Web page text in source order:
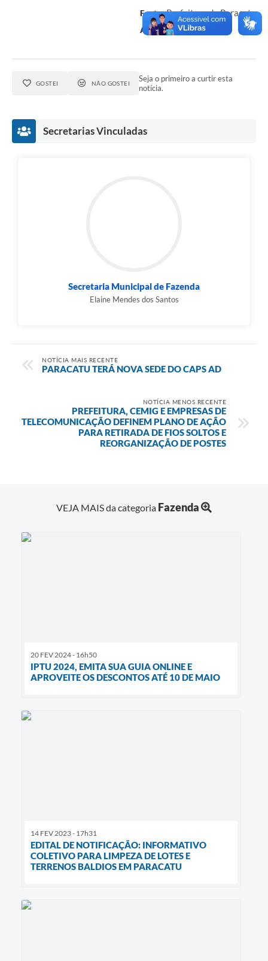
Fonte: Prefeitura de Paracatu
Autor: Carol Capanema
GOSTEI NÃO GOSTEI
Seja o primeiro a curtir esta
notícia.
Secretarias Vinculadas
Secretaria Municipal de Fazenda
Elaine Mendes dos Santos
NOTÍCIA MAIS RECENTE
PARACATU TERÁ NOVA SEDE DO CAPS AD
NOTÍCIA MENOS RECENTE
PREFEITURA, CEMIG E EMPRESAS DE
TELECOMUNICAÇÃO DEFINEM PLANO DE AÇÃO
PARA RETIRADA DE FIOS SOLTOS E
REORGANIZAÇÃO DE POSTES
VEJA MAIS da categoria Fazenda
20 FEV 2024 - 16h50
IPTU 2024, EMITA SUA GUIA ONLINE E
APROVEITE OS DESCONTOS ATÉ 10 DE MAIO
14 FEV 2023 - 17h31
EDITAL DE NOTIFICAÇÃO: INFORMATIVO
COLETIVO PARA LIMPEZA DE LOTES E
TERRENOS BALDIOS EM PARACATU